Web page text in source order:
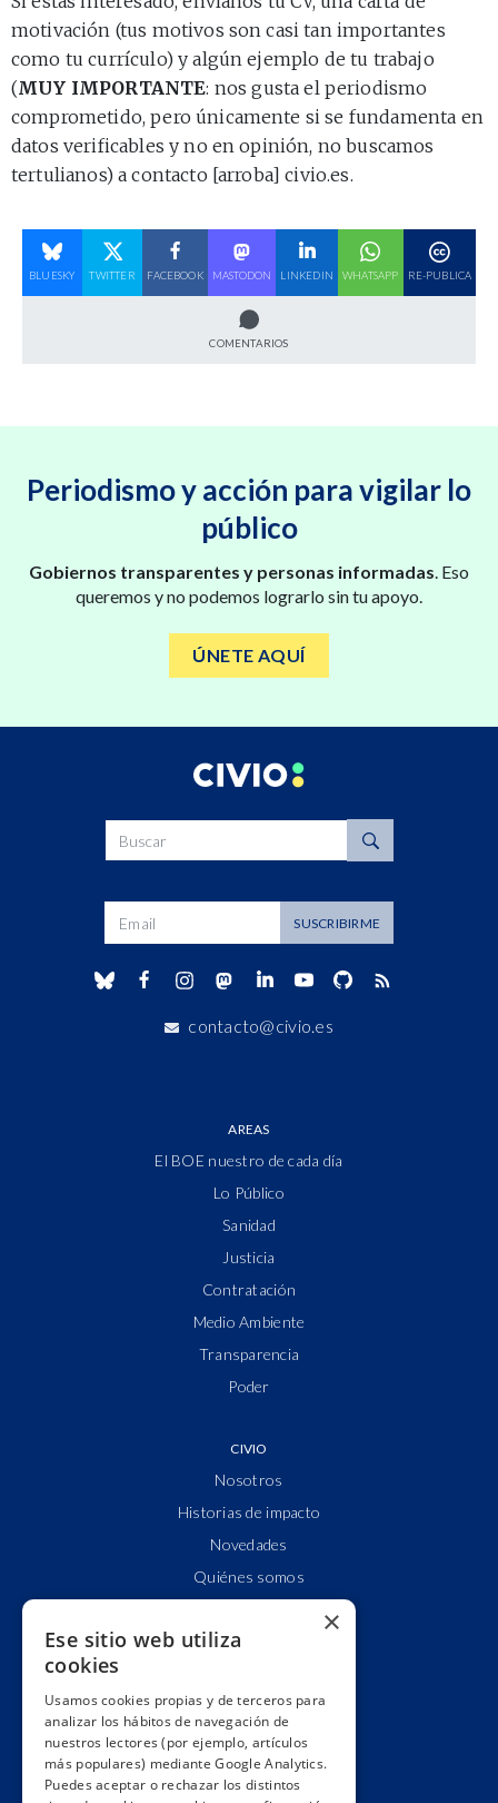
motivación (tus motivos son casi tan importantes
como tu currículo) y algún ejemplo de tu trabajo
(MUY IMPORTANTE: nos gusta el periodismo
comprometido, pero únicamente si se fundamenta en
datos verificables y no en opinión, no buscamos
tertulianos) a contacto [arroba] civio.es.
BLUESKY TWITTER FACEBOOK MASTODON LINKEDIN WHATSAPP RE-PUBLICA
COMENTARIOS
Periodismo y acción para vigilar lo
público
Gobiernos transparentes y personas informadas. Eso
queremos y no podemos lograrlo sin tu apoyo.
ÚNETE AQUÍ
SUSCRIBIRME
contacto@civio.es
AREAS
El BOE nuestro de cada día
Lo Público
Sanidad
Justicia
Contratación
Medio Ambiente
Transparencia
Poder
CIVIO
Nosotros
Historias de impacto
Novedades
Quiénes somos
Alianzas y redes
Impacto
Premios
Formación
×
Ese sitio web utiliza
cookies
Usamos cookies propias y de terceros para
analizar los hábitos de navegación de
nuestros lectores (por ejemplo, artículos
más populares) mediante Google Analytics.
Puedes aceptar o rechazar los distintos